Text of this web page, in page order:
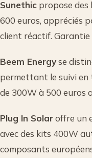
Sunethic propose
600 euros, appréciés
client réactif. Garantie
Beem Energyse
permettant le suivi en
de 300W à 500 euros
Plug In Solaroffre un
avec des kits 400W
composants